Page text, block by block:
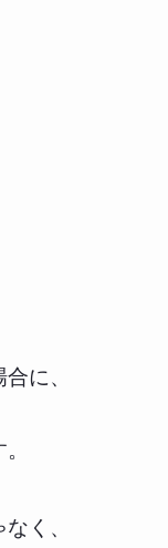
に、
く、